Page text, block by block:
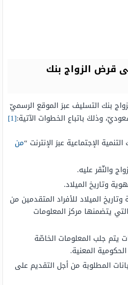
قرض الزواج بنك
بنك التسليف عبرَ الموقع الرسميّ
وذلكَ باتباع الخطوات الآتية:[1]
الإجتماعية عبرَ الإنترنت “من
والنّقر عليه.
وتاريخ الميلاد.
الميلاد للأفراد المتقدمين من
يتضمنها مركز المعلومات
يتم جلب المعلومات الخاصّة
المعنية.
المطلوبة من أجل التقديم على